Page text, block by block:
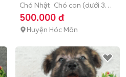
Chó Nhật Chó con (dưới 3
tháng tuổi)
500.000 đ
Huyện Hóc Môn